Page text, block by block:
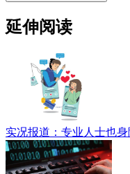
延伸阅读
实况报道：专业人士也